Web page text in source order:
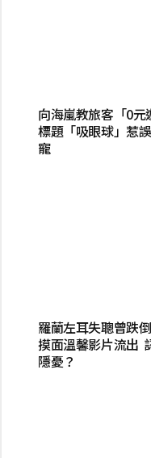
向海嵐教旅客「0
標題「吸眼球」惹
寵
羅蘭左耳失聰曾跌
摸面溫馨影片流出
隱憂？